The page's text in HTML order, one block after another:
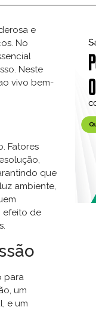
e
No
Neste
vivo bem-
Fatores
que
ambiente,
efeito de
para
um
e um